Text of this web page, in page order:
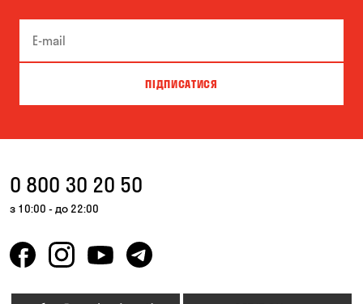
ПІДПИСАТИСЯ
0 800 30 20 50
з 10:00 - до 22:00